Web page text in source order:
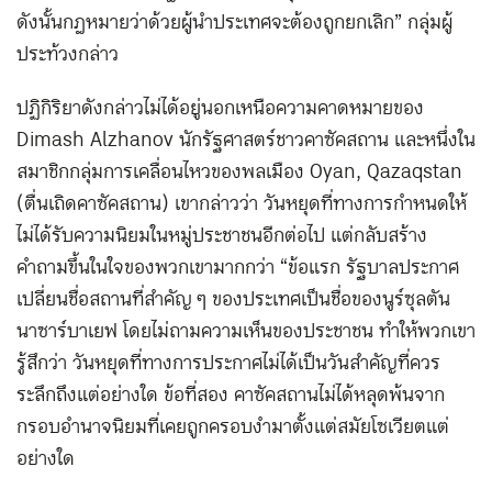
ดังนั้นกฎหมายว่าด้วยผู้นำประเทศจะต้องถูกยกเลิก” กลุ่มผู้
ประท้วงกล่าว
ปฏิกิริยาดังกล่าวไม่ได้อยู่นอกเหนือความคาดหมายของ
Dimash Alzhanov นักรัฐศาสตร์ชาวคาซัคสถาน และหนึ่งใน
สมาชิกกลุ่มการเคลื่อนไหวของพลเมือง Oyan, Qazaqstan
(ตื่นเถิดคาซัคสถาน) เขากล่าวว่า วันหยุดที่ทางการกำหนดให้
ไม่ได้รับความนิยมในหมู่ประชาชนอีกต่อไป แต่กลับสร้าง
คำถามขึ้นในใจของพวกเขามากกว่า “ข้อแรก รัฐบาลประกาศ
เปลี่ยนชื่อสถานที่สำคัญ ๆ ของประเทศเป็นชื่อของนูร์ซุลตัน
นาซาร์บาเยฟ โดยไม่ถามความเห็นของประชาชน ทำให้พวกเขา
รู้สึกว่า วันหยุดที่ทางการประกาศไม่ได้เป็นวันสำคัญที่ควร
ระลึกถึงแต่อย่างใด ข้อที่สอง คาซัคสถานไม่ได้หลุดพ้นจาก
กรอบอำนาจนิยมที่เคยถูกครอบงำมาตั้งแต่สมัยโซเวียตแต่
อย่างใด